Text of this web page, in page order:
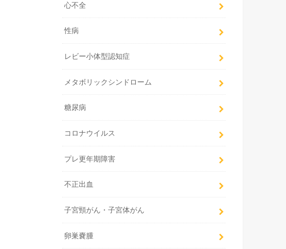
心不全
性病
レビー小体型認知症
メタボリックシンドローム
糖尿病
コロナウイルス
プレ更年期障害
不正出血
子宮頸がん・子宮体がん
卵巣嚢腫